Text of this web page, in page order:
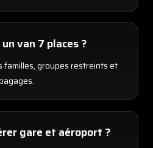
van 7 places ?
familles, groupes restreints et
gare et aéroport ?